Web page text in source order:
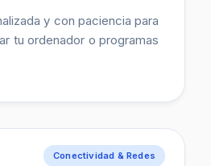
y con paciencia para
tu ordenador o programas
Conectividad & Redes